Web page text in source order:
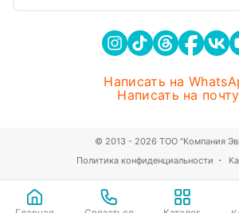
Написать на
Написать на почту
Политика конфиденциальности
© 2013 - 2026 ТОО "Компания